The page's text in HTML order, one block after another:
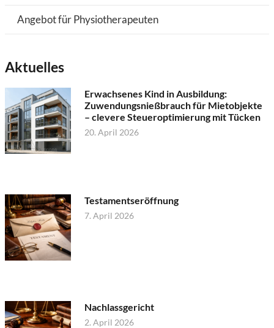
Angebot für Physiotherapeuten
Aktuelles
Erwachsenes Kind in Ausbildung:
Zuwendungsnießbrauch für Mietobjekte
– clevere Steueroptimierung mit Tücken
20. April 2026
Testamentseröffnung
7. April 2026
Nachlassgericht
2. April 2026